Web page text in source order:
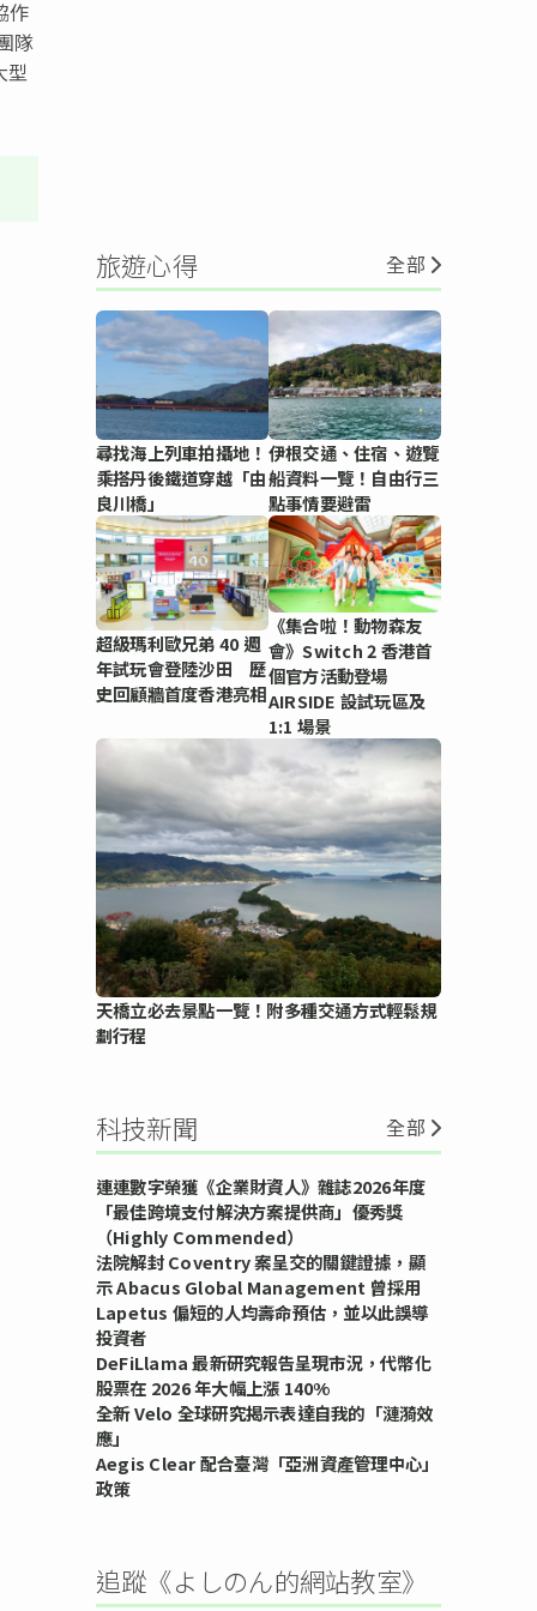
作
隊
型
旅遊心得 全部
尋找海上列車拍攝地！
乘搭丹後鐵道穿越「由
良川橋」
伊根交通、住宿、遊覽
船資料一覽！自由行三
點事情要避雷
超級瑪利歐兄弟 40 週
年試玩會登陸沙田 歷
史回顧牆首度香港亮相
《集合啦！動物森友
會》Switch 2 香港首
個官方活動登場
AIRSIDE 設試玩區及
1:1 場景
天橋立必去景點一覽！附多種交通方式輕鬆規
劃行程
科技新聞 全部
連連數字榮獲《企業財資人》雜誌2026年度
「最佳跨境支付解決方案提供商」優秀獎
（Highly Commended）
法院解封 Coventry 案呈交的關鍵證據，顯
示 Abacus Global Management 曾採用
Lapetus 偏短的人均壽命預估，並以此誤導
投資者
DeFiLlama 最新研究報告呈現市況，代幣化
股票在 2026 年大幅上漲 140%
全新 Velo 全球研究揭示表達自我的「漣漪效
應」
Aegis Clear 配合臺灣「亞洲資產管理中心」
政策
追蹤《よしのん的網站教室》